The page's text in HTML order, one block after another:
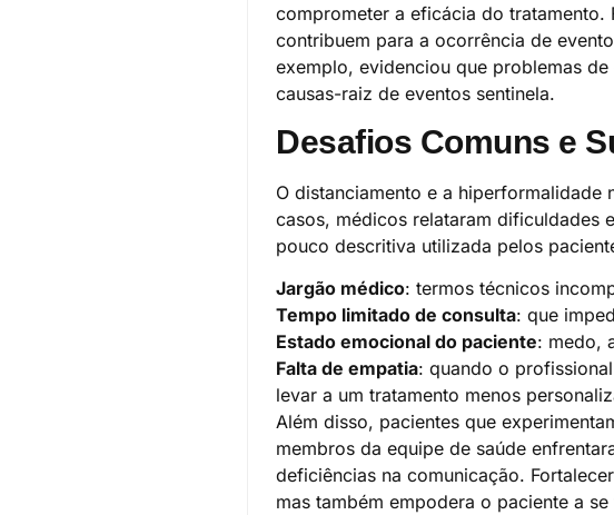
comprometer a eficácia do tratamento.
contribuem para a ocorrência de
exemplo, evidenciou que problemas
causas-raiz de eventos sentinela.
Desafios Comuns e
O distanciamento e a
casos, médicos relataram dificuldades
pouco descritiva utilizada pelos
Jargão médico: termos técnicos
Tempo limitado de consulta: que
Estado emocional do paciente: medo,
Falta de empatia: quando o
levar a um tratamento menos
Além disso, pacientes que
membros da equipe de saúde
deficiências na comunicação.
mas também empodera o paciente a